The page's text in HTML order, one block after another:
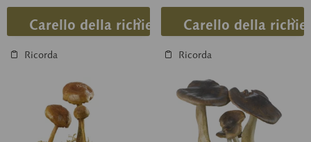
Carello della richiesta
Ricorda
Carello della
Ricorda